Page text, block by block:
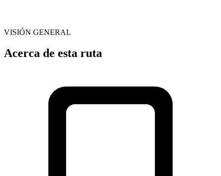
VISIÓN GENERAL
Acerca de esta ruta